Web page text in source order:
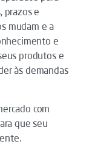
prazos e
mudam e a
e
produtos e
às demandas
com
que seu